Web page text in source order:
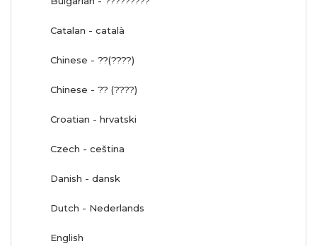
Catalan - català
Chinese - ??(????)
Chinese - ?? (????)
Croatian - hrvatski
Czech - ceština
Danish - dansk
Dutch - Nederlands
English